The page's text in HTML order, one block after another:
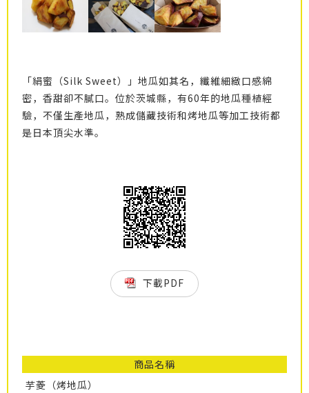
「絹蜜（Silk Sweet）」地瓜如其名，纖維細緻口感綿
密，香甜卻不膩口。位於茨城縣，有60年的地瓜種植經
驗，不僅生產地瓜，熟成儲藏技術和烤地瓜等加工技術都
是日本頂尖水準。
下載PDF
商品名稱
芋菱（烤地瓜）